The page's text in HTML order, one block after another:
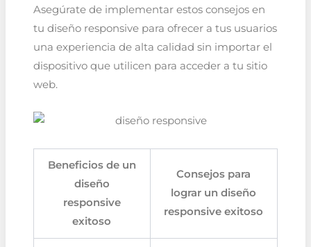
Asegúrate de implementar estos consejos en
tu diseño responsive para ofrecer a tus usuarios
una experiencia de alta calidad sin importar el
dispositivo que utilicen para acceder a tu sitio
web.
Beneficios de un
diseño
responsive
exitoso
Consejos para
lograr un diseño
responsive exitoso